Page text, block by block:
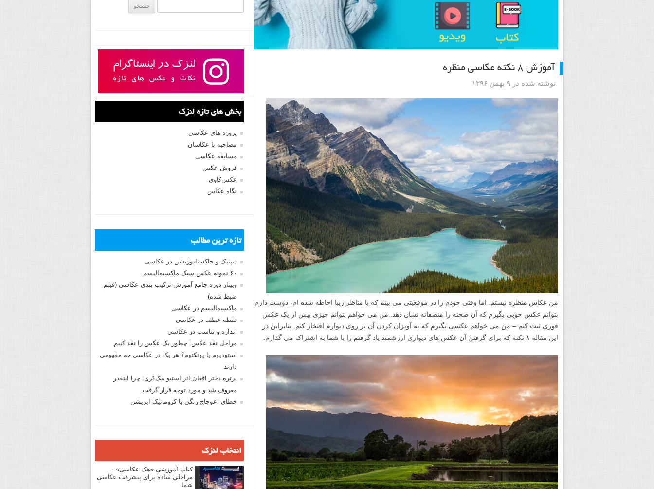
آموزش ۸ نکته عکاسی منظره
نوشته شده در ۹ بهمن ۱۳۹۶
من عکاس منظره نیستم. اما وقتی خودم را در موقعیتی می بینم که با مناظر زیبا احاطه شده ام، دوست دارم
بتوانم عکس خوبی بگیرم که آن صحنه را منصفانه نشان دهد. من می خواهم بتوانم چیزی بیش از یک عکس
فوری ثبت کنم – من می خواهم عکسی بگیرم که به آویزان کردن آن بر روی دیوارم افتخار کنم. بنابراین در
این مقاله ۸ نکته که برای گرفتن آن عکس های دیواری ارزشمند یاد گرفتم را با شما به اشتراک می گذارم.
بخش های تازه لنزک
پروژه های عکاسی
مصاحبه با عکاسان
مسابقه عکاسی
فروش عکس
عکس‌کاوی
نگاه عکاس
تازه ترین مطالب
دیپتیک و جاکستا‌پوزیشن در عکاسی
۶۰ نمونه عکس سبک ماکسیمالیسم
وبینار دوره جامع آموزش ترکیب بندی عکاسی (فیلم
ضبط شده)
ماکسیمالیسم در عکاسی
نقطه عطف در عکاسی
اندازه و تناسب در عکاسی
مراحل نقد عکس: چطور یک عکس را نقد کنیم
استودیوم یا پونکتوم؟ هر یک در عکاسی چه مفهومی
دارند
پرتره دختر افغان اثر استیو مک‌کری: چرا اینقدر
معروف شد و مورد توجه قرار گرفت
خطای اعوجاج رنگی یا کروماتیک ابریشن
انتخاب لنزک
کتاب آموزشی «هک عکاسی» -
مراحلی ساده برای پیشرفت عکاسی
شما